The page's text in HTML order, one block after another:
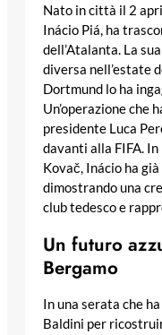
Nato in città il 2
Inácio Piá, ha
dell’Atalanta. La
diversa nell’estate
Dortmund lo ha
Un’operazione che
presidente Luca
davanti alla FIFA.
Kovač, Inácio ha
dimostrando una
club tedesco e
Un futuro
Bergamo
In una serata che
Baldini per